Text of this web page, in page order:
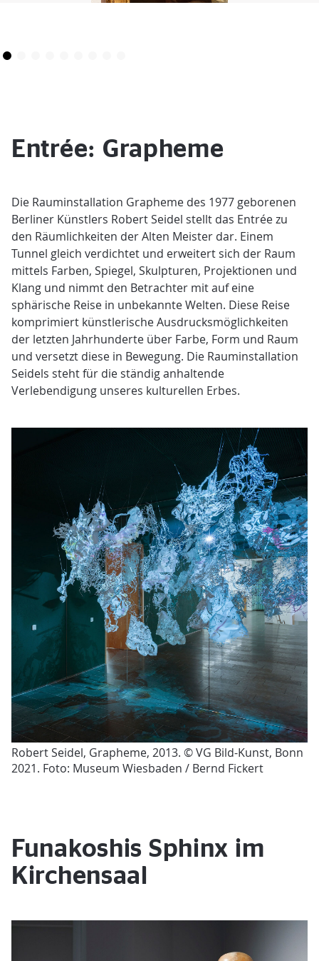
Entrée: Grapheme
Die Rauminstallation Grapheme des 1977 geborenen
Berliner Künstlers Robert Seidel stellt das Entrée zu
den Räumlichkeiten der Alten Meister dar. Einem
Tunnel gleich verdichtet und erweitert sich der Raum
mittels Farben, Spiegel, Skulpturen, Projektionen und
Klang und nimmt den Betrachter mit auf eine
sphärische Reise in unbekannte Welten. Diese Reise
komprimiert künstlerische Ausdrucksmöglichkeiten
der letzten Jahrhunderte über Farbe, Form und Raum
und versetzt diese in Bewegung. Die Rauminstallation
Seidels steht für die ständig anhaltende
Verlebendigung unseres kulturellen Erbes.
Robert Seidel, Grapheme, 2013. © VG Bild-Kunst, Bonn
2021. Foto: Museum Wiesbaden / Bernd Fickert
Funakoshis Sphinx im
Kirchensaal